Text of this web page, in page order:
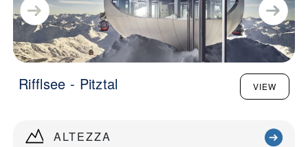
ALTEZZA
Rifflsee - Pitztal VIEW